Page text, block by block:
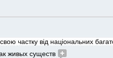
частку від національних
живых существ